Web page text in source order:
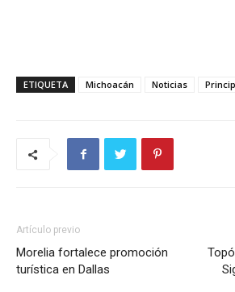
ETIQUETA Michoacán Noticias
Artículo previo
Morelia fortalece promoción
turística en Dallas